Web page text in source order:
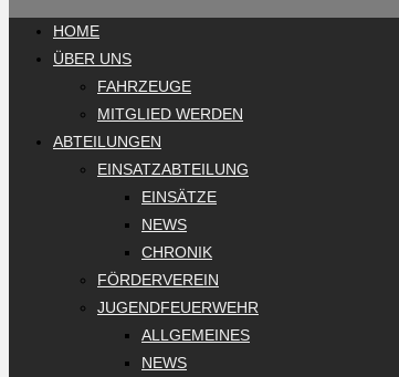
HOME
ÜBER UNS
FAHRZEUGE
MITGLIED WERDEN
ABTEILUNGEN
EINSATZABTEILUNG
EINSÄTZE
NEWS
CHRONIK
FÖRDERVEREIN
JUGENDFEUERWEHR
ALLGEMEINES
NEWS